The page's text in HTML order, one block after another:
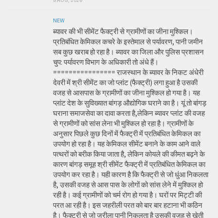
NEW
ब्यावर की भी सीमेंट फैक्ट्री से ग्रामीणों का जीना मुश्किल।
प्रतिबंधित केमिकल कचरे के इस्तेमाल से पर्यावरण, पानी जमीन
सब कुछ खराब हो रहा है। ब्यावर का जिला और पुलिस प्रशासन
चुप: पर्यावरण विभाग के अधिकारी तो अंधे हैं।
================ राजस्थान के ब्यावर के निकट अंधेरी
देवरी में श्री सीमेंट का जो प्लांट (फैक्ट्री) लगा हुआ है उसकी
वजह से आसपास के ग्रामीणों का जीना मुश्किल हो गया है। यह
प्लांट देश के सुविख्यात बांगड़ औद्योगिक घराने का है। यूं तो बांगड़
घराना समाजसेवा का दावा करता है,लेकिन ब्यावर प्लांट की वजह
से ग्रामीणों को सांस लेना भी मुश्किल हो रहा है। ग्रामीणों के
अनुसार पिछले कुछ दिनों में फैक्ट्री में प्रतिबंधित केमिकल का
उपयोग हो रहा है। यह केमिकल सीमेंट बनाने के काम आने वाले
पत्थरों को बरीक किया जाता है, लेकिन कोयले की कीमत बढ़ने के
कारण बांगड़ समूह श्री सीमेंट फैक्ट्री में प्रतिबंधित केमिकल का
उपयोग कर रहा है। यही कारण है कि फैक्ट्री से जो धुंआ निकलता
है, उसकी वजह से आस पास के लोगों को सांस लेने में मुश्किल हो
रही है। कई ग्रामीणों को चर्म रोग हो गया है। घरों पर मिट्टी की
परत आ रही है। इस जहरीली परत को बार बार हटाना भी कठिन
है। फैक्ट्री से जो जरीला पानी निकलता है उसकी वजह से खेती